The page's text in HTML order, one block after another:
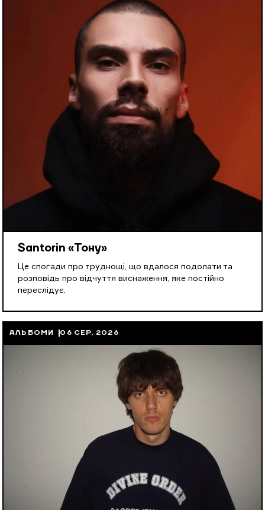
Santorin «Тону»
Це спогади про труднощі, що вдалося подолати та
розповідь про відчуття виснаження, яке постійно
переслідує.
АЛЬБОМИ 06 СЕР, 2026